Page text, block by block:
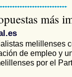
más
melillenses
de empleo y
por el